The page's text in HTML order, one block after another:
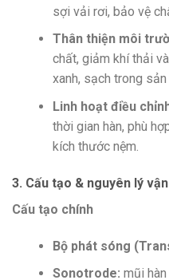
sợi vải rơi, bảo vệ
Thân thiện môi
chất, giảm khí thải
xanh, sạch trong sản
Linh hoạt điều
thời gian hàn, phù
kích thước nệm.
3. Cấu tạo & nguyên lý
Cấu tạo chính
Bộ phát sóng
Sonotrode: mũi